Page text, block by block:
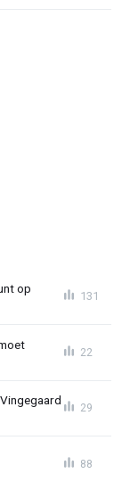
op
131
22
29
88